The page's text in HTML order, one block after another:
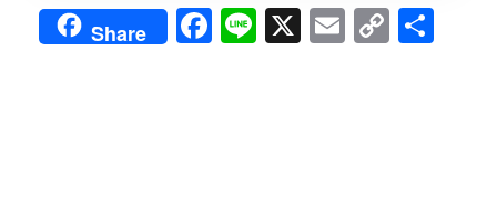
Share F Li X E C